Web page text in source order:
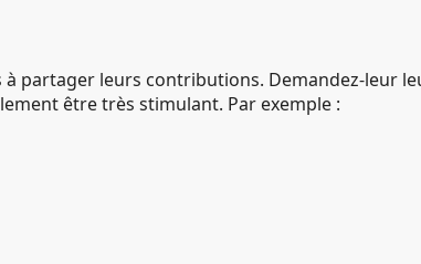
partager leurs contributions. Demandez-leur
être très stimulant. Par exemple :